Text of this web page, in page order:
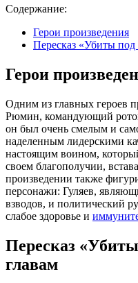
Содержание:
Герои произведения
Пересказ «Убиты
Герои
Одним из главных героев
Рюмин, командующий
он был очень смелым и
наделенным лидерскими
настоящим воином,
своем благополучии,
произведении также
персонажи: Гуляев,
взводов, и политический
слабое здоровье и
Пересказ
главам